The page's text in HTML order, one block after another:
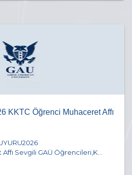
KKTC Öğrenci Muhaceret Affı
Sevgili GAÜ Öğrencileri,K...